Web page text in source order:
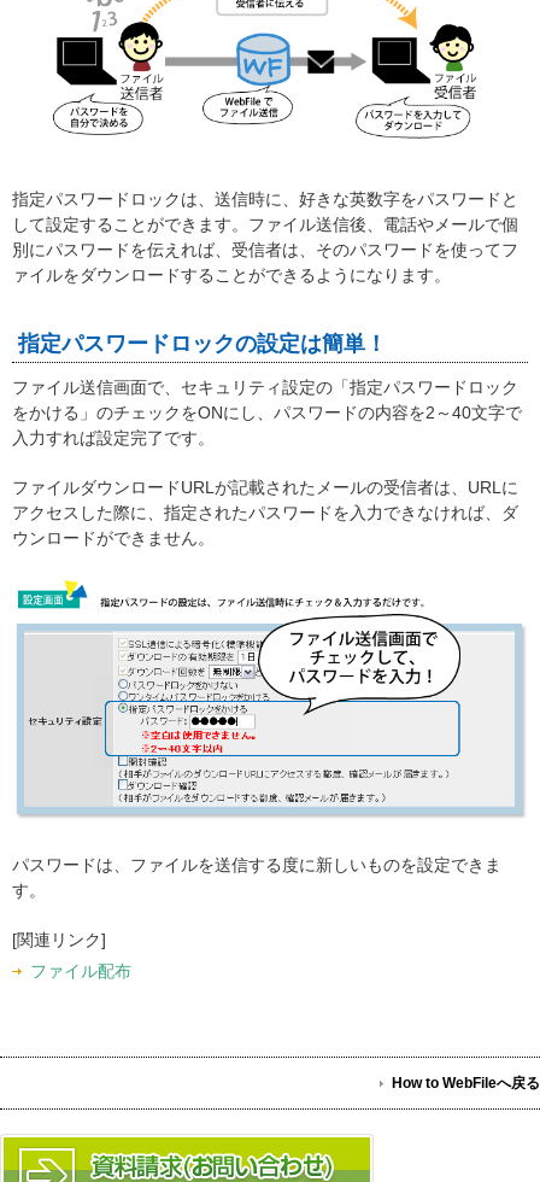
指定パスワードロックは、送信時に、好きな英数字をパスワードと
して設定することができます。ファイル送信後、電話やメールで個
別にパスワードを伝えれば、受信者は、そのパスワードを使ってフ
ァイルをダウンロードすることができるようになります。
指定パスワードロックの設定は簡単！
ファイル送信画面で、セキュリティ設定の「指定パスワードロック
をかける」のチェックをONにし、パスワードの内容を2～40文字で
入力すれば設定完了です。
ファイルダウンロードURLが記載されたメールの受信者は、URLに
アクセスした際に、指定されたパスワードを入力できなければ、ダ
ウンロードができません。
パスワードは、ファイルを送信する度に新しいものを設定できま
す。
[関連リンク]
ファイル配布
How to WebFileへ戻る